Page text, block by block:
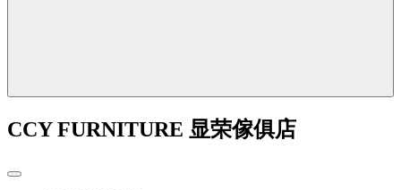
CCY FURNITURE 显荣傢俱店